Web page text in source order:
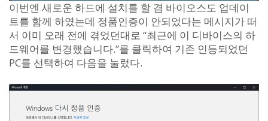
이번엔 새로운 하드에 설치를 할 겸 바이오스도 업데이
트를 함께 하였는데 정품인증이 안되었다는 메시지가 떠
서 이미 오래 전에 겪었던대로 “최근에 이 디바이스의 하
드웨어를 변경했습니다.”를 클릭하여 기존 인등되었던
PC를 선택하여 다음을 눌렀다.